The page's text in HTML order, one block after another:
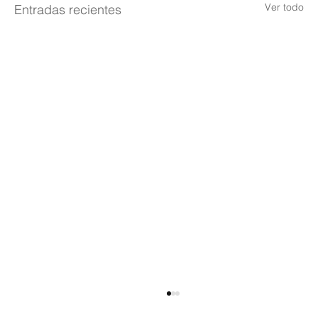
Entradas recientes Ver todo